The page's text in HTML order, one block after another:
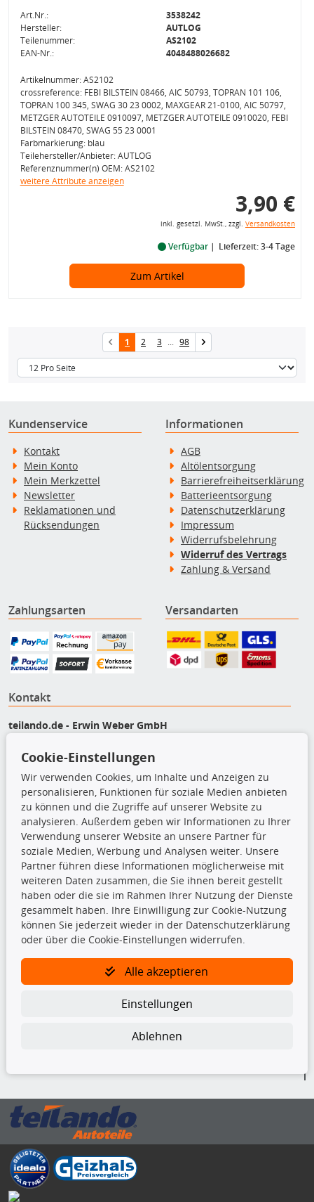
Art.Nr.:
3538242
Hersteller:
AUTLOG
Teilenummer:
AS2102
EAN-Nr.:
4048488026682
Artikelnummer: AS2102
crossreference: FEBI BILSTEIN 08466, AIC 50793, TOPRAN 101 106,
TOPRAN 100 345, SWAG 30 23 0002, MAXGEAR 21-0100, AIC 50797,
METZGER AUTOTEILE 0910097, METZGER AUTOTEILE 0910020, FEBI
BILSTEIN 08470, SWAG 55 23 0001
Farbmarkierung: blau
Teilehersteller/Anbieter: AUTLOG
Referenznummer(n) OEM: AS2102
weitere Attribute anzeigen
3,90 €
inkl. gesetzl. MwSt., zzgl. Versandkosten
Verfügbar Lieferzeit: 3-4 Tage
Zum Artikel
1 2 3 ... 98
Kundenservice
Kontakt
Mein Konto
Mein Merkzettel
Newsletter
Reklamationen und
Rücksendungen
Informationen
AGB
Altölentsorgung
Barrierefreiheitserklärung
Batterieentsorgung
Datenschutzerklärung
Impressum
Widerrufsbelehrung
Widerruf des Vertrags
Zahlung & Versand
Zahlungsarten Versandarten
Kontakt
teilando.de - Erwin Weber GmbH
85376 Hetzenhausen
+49 (0) 8165 / 5093200
shop@teilando.de
Top Produkte
Beleuchtung
Bremsbeläge
Bremsscheiben
Kupplungssatz
Querlenker
Radlager
Stoßdämpfer
vorherige Zustimmung von TecDoc zu vervielfältigen, zu verbreiten
und/oder diese Handlungen durch Dritte ausführen zu lassen. Ein
Zuwiderhandeln stellt eine Urheberrechtsverletzung dar und wird verfolgt.
Bitte prüfen Sie, ob das über unseren Onlineshop identifizierte Ersatzteil
auch tatsächlich dem gesuchten Ersatzteil entspricht.
Gegebenenfalls sind ergänzende Informationen notwendig, um
Cookie-Einstellungen
Wir verwenden Cookies, um Inhalte und Anzeigen zu
personalisieren, Funktionen für soziale Medien anbieten
zu können und die Zugriffe auf unserer Website zu
analysieren. Außerdem geben wir Informationen zu Ihrer
Verwendung unserer Website an unsere Partner für
soziale Medien, Werbung und Analysen weiter. Unsere
Partner führen diese Informationen möglicherweise mit
weiteren Daten zusammen, die Sie ihnen bereit gestellt
haben oder die sie im Rahmen Ihrer Nutzung der Dienste
gesammelt haben. Ihre Einwilligung zur Cookie-Nutzung
können Sie jederzeit wieder in der Datenschutzerklärung
oder über die Cookie-Einstellungen widerrufen.
Alle akzeptieren
Einstellungen
Ablehnen